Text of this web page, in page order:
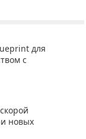
для
с
новых